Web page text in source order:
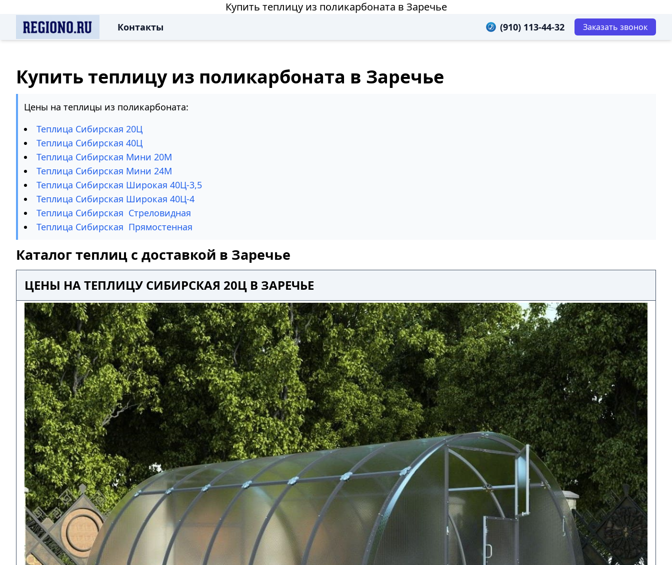
Купить теплицу из поликарбоната в Заречье
Контакты (910) 113-44-32 Заказать звонок
Купить теплицу из поликарбоната в Заречье
Цены на теплицы из поликарбоната:
Теплица Сибирская 20Ц
Теплица Сибирская 40Ц
Теплица Сибирская Мини 20М
Теплица Сибирская Мини 24М
Теплица Сибирская Широкая 40Ц-3,5
Теплица Сибирская Широкая 40Ц-4
Теплица Сибирская Стреловидная
Теплица Сибирская Прямостенная
Каталог теплиц с доставкой в Заречье
ЦЕНЫ НА ТЕПЛИЦУ СИБИРСКАЯ 20Ц В ЗАРЕЧЬЕ